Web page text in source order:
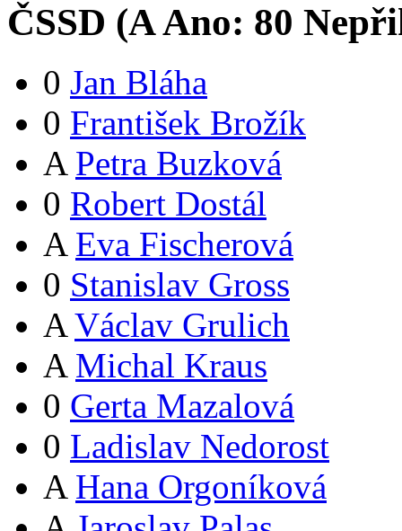
ČSSD (AAno: 80
0 Jan Bláha
0 František Brožík
A Petra Buzková
0 Robert Dostál
A Eva Fischerová
0 Stanislav Gross
A Václav Grulich
A Michal Kraus
0 Gerta Mazalová
0 Ladislav Nedorost
A Hana Orgoníková